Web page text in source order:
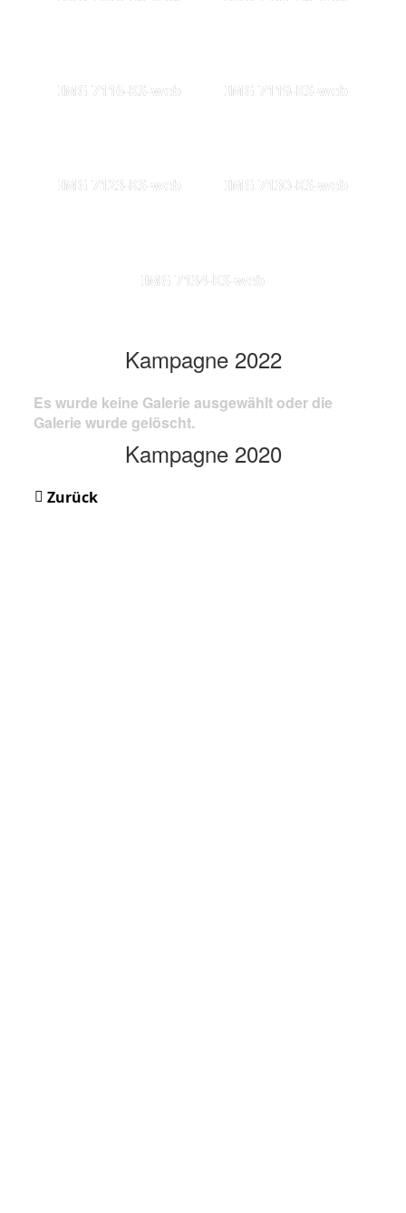
IMG 7116-KS-web IMG 7119-KS-web
IMG 7123-KS-web IMG 7130-KS-web
IMG 7134-KS-web
Kampagne 2022
Es wurde keine Galerie ausgewählt oder die
Galerie wurde gelöscht.
Kampagne 2020
Zurück